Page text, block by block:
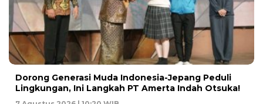
Dorong Generasi Muda Indonesia-Jepang Peduli
Lingkungan, Ini Langkah PT Amerta Indah Otsuka!